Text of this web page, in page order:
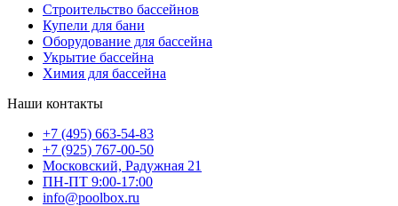
Строительство бассейнов
Купели для бани
Оборудование для бассейна
Укрытие бассейна
Химия для бассейна
Наши контакты
+7 (495) 663-54-83
+7 (925) 767-00-50
Московский, Радужная 21
ПН-ПТ 9:00-17:00
info@poolbox.ru